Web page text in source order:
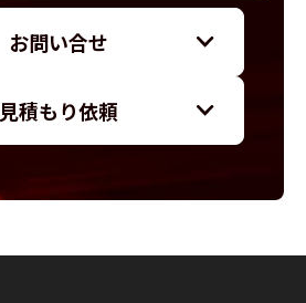
お問い合せ
見積もり依頼